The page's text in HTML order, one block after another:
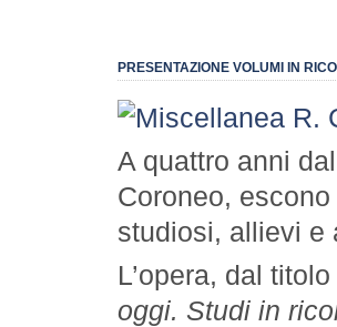
PRESENTAZIONE VOLUMI IN
A quattro anni
Coroneo,
studiosi, allievi e
L’opera, dal titolo
oggi. Studi in